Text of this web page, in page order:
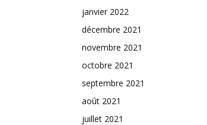
janvier 2022
décembre 2021
novembre 2021
octobre 2021
septembre 2021
août 2021
juillet 2021